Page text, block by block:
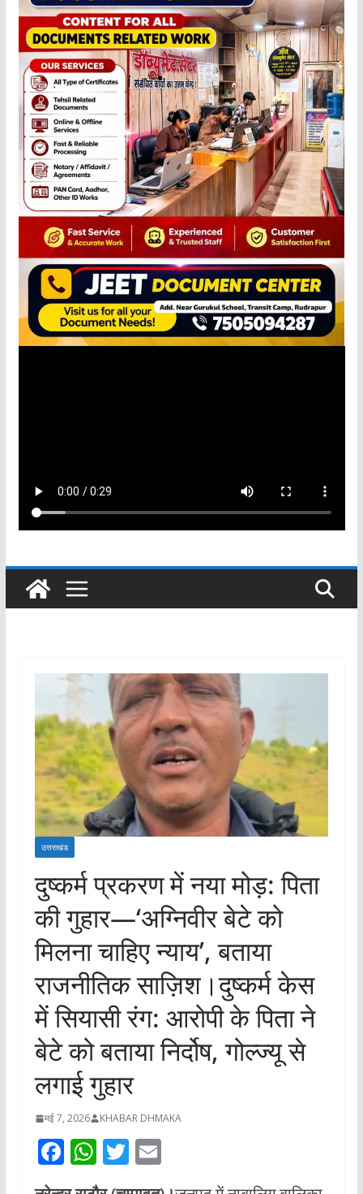
उत्तराखंड
दुष्कर्म प्रकरण में नया मोड़: पिता
की गुहार—‘अग्निवीर बेटे को
मिलना चाहिए न्याय’, बताया
राजनीतिक साज़िश।दुष्कर्म केस
में सियासी रंग: आरोपी के पिता ने
बेटे को बताया निर्दोष, गोल्ज्यू से
लगाई गुहार
मई 7, 2026 KHABAR DHMAKA
F W
h
T E